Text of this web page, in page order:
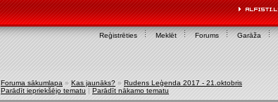
Reģistrēties Meklēt Forums Garāža
Foruma sākumlapa » Kas jaunāks? » Rudens Leģenda 2017 - 21.oktobris
Parādīt iepriekšējo tematu | Parādīt nākamo tematu